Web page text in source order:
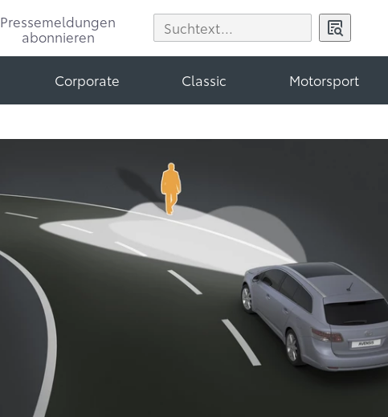
Pressemeldungen
abonnieren
Corporate Classic Motorsport